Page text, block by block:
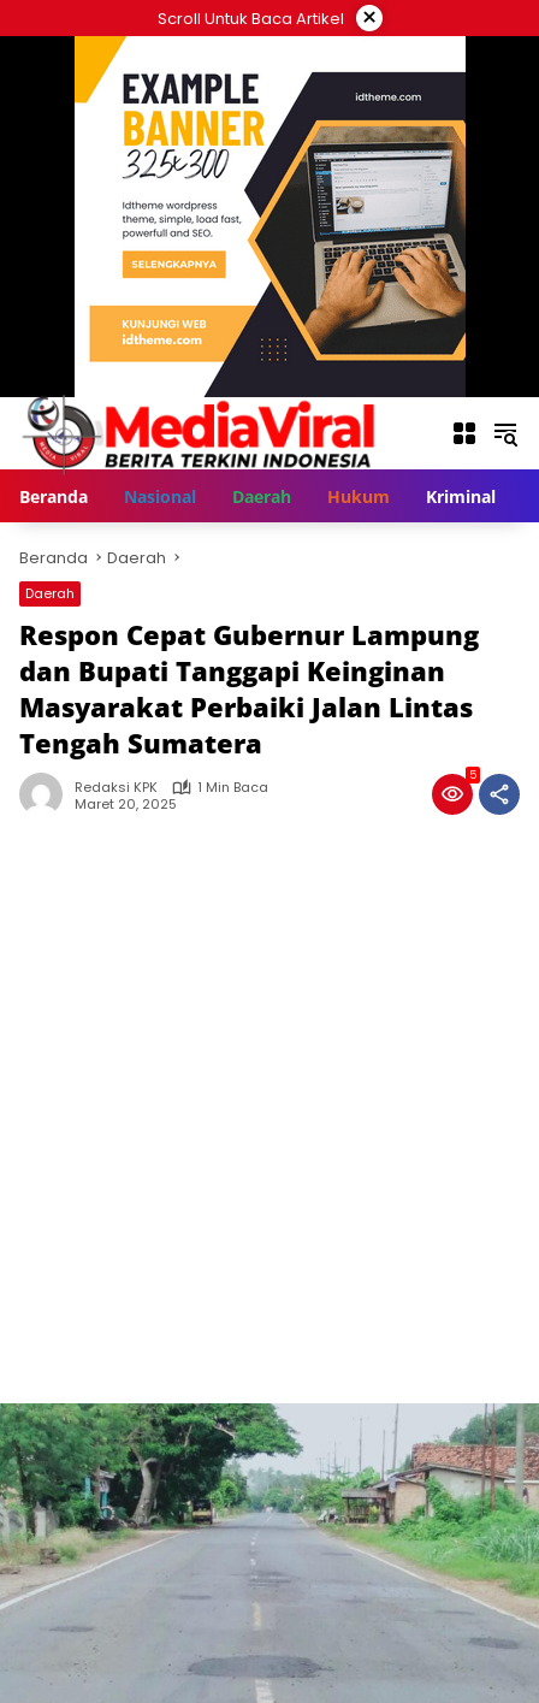
ke
Scroll Untuk Baca Artikel ×
Beranda Nasional Daerah Hukum Kriminal
Beranda Daerah
Daerah
Respon Cepat Gubernur Lampung
dan Bupati Tanggapi Keinginan
Masyarakat Perbaiki Jalan Lintas
Tengah Sumatera
Redaksi KPK
1 Min Baca
Maret 20, 2025
5